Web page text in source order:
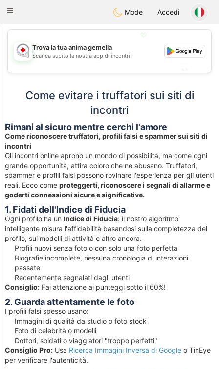
CANADIANchat
Toggle
Mode Accedi
💖
💕
Trova la tua anima gemella
Scarica subito la nostra app di incontri!
Come evitare i truffatori sui siti di
incontri
Rimani al sicuro mentre cerchi l'amore
Come riconoscere truffatori, profili falsi e spammer sui siti di
incontri
Gli incontri online aprono un mondo di possibilità, ma come ogni
grande opportunità, attira coloro che ne abusano. Truffatori,
spammer e profili falsi possono rovinare l'esperienza per gli utenti
reali. Ecco come proteggerti, riconoscere i segnali di allarme e
goderti connessioni sicure e significative.
1. Fidati dell'Indice di Fiducia
Ogni profilo ha un Indice di Fiducia: il nostro algoritmo
intelligente misura l'affidabilità basandosi sulla completezza del
profilo, sui modelli di attività e altro ancora.
Profili nuovi senza foto o con solo una foto perfetta
Biografie incomplete, nessuna cronologia di interazioni
passate
Recentemente segnalati dagli utenti
Consiglio: Fai attenzione ai punteggi sotto il 60%!
2. Guarda attentamente le foto
I profili falsi spesso usano:
Immagini di qualità da studio o foto stock
Foto di celebrità o modelli
Dottori, soldati o viaggiatori "troppo perfetti"
Consiglio Pro: Usa Ricerca Immagini Inversa di Google o TinEye
per verificare l'autenticità.